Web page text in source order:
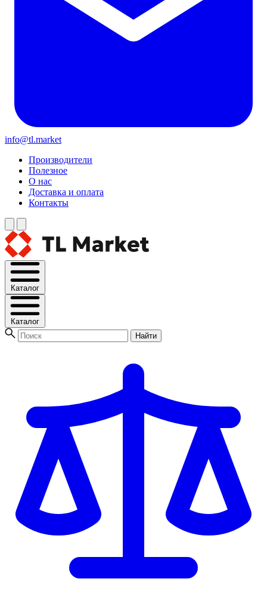
info@tl.market
Производители
Полезное
О нас
Доставка и оплата
Контакты
Каталог
Каталог
Найти